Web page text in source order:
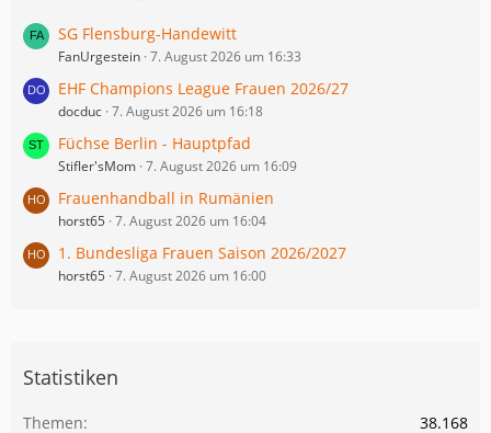
SG Flensburg-Handewitt
FanUrgestein 7. August 2026 um 16:33
EHF Champions League Frauen 2026/27
docduc 7. August 2026 um 16:18
Füchse Berlin - Hauptpfad
Stifler'sMom 7. August 2026 um 16:09
Frauenhandball in Rumänien
horst65 7. August 2026 um 16:04
1. Bundesliga Frauen Saison 2026/2027
horst65 7. August 2026 um 16:00
Statistiken
Themen 38.168